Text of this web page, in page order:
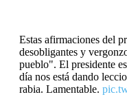
Estas afirmaciones del
desobligantes y
pueblo". El presidente
día nos está dando
rabia. Lamentable.